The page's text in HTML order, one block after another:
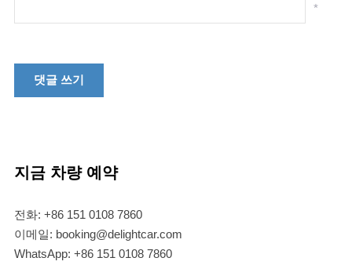
*
지금 차량 예약
전화: +86 151 0108 7860
이메일: booking@delightcar.com
WhatsApp: +86 151 0108 7860